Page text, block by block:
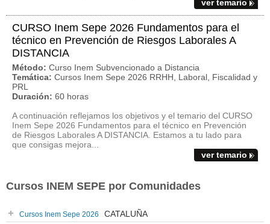
ver temario
CURSO Inem Sepe 2026 Fundamentos para el
técnico en Prevención de Riesgos Laborales A
DISTANCIA
Método: Curso Inem Subvencionado a Distancia
Temática: Cursos Inem Sepe 2026 RRHH, Laboral, Fiscalidad y
PRL
Duración: 60 horas
A continuación reflejamos los objetivos y el temario del CURSO
Inem Sepe 2026 Fundamentos para el técnico en Prevención
de Riesgos Laborales A DISTANCIA. Estamos a tu lado para
que consigas mejora...
ver temario
Cursos INEM SEPE por Comunidades
Cursos Inem Sepe 2026 CATALUÑA